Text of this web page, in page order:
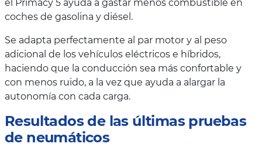
el Primacy 5 ayuda a gastar menos combustible en
coches de gasolina y diésel.
Se adapta perfectamente al par motor y al peso
adicional de los vehículos eléctricos e híbridos,
haciendo que la conducción sea más confortable y
con menos ruido, a la vez que ayuda a alargar la
autonomía con cada carga.
Resultados de las últimas pruebas
de neumáticos